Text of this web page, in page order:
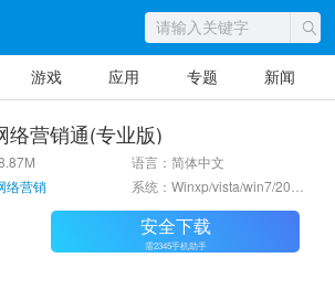
游戏 应用 专题 新闻
络营销通(专业版)
语言：简体中文
络营销
安全下载
需2345手机助手